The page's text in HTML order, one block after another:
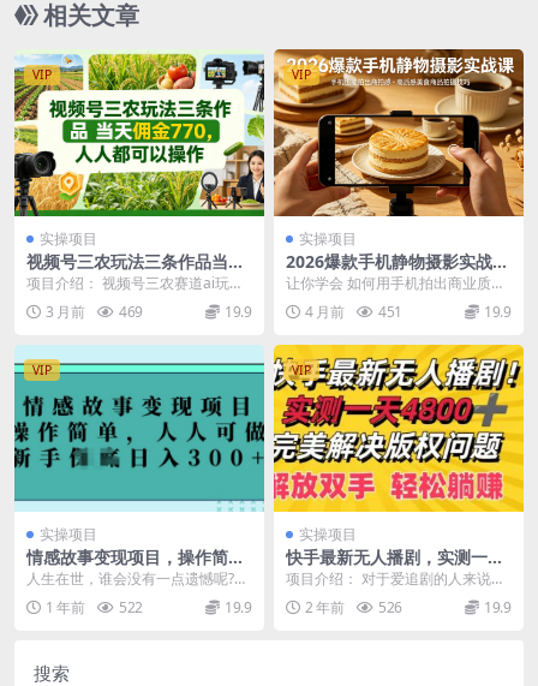
相关文章
VIP
实操项目
视频号三农玩法三条作品当天
佣金770，人人都可以操作
项目介绍： 视频号三农赛道ai玩
法，佣金高达50%不挂车玩法人人
都可以操作 资源...
3 月前 469 19.9
VIP
实操项目
2026爆款手机静物摄影实战
课，手机也能拍出商拍感，学
会拍出高质感美食商品
让你学会 如何用手机拍出商业质感
的静物图 如何为生活留下高级感照
片让朋友忍不住点...
4 月前 451 19.9
VIP
实操项目
情感故事变现项目，操作简
单，人人可做，新手日入300+
人生在世，谁会没有一点遗憾呢?尤
其是有一定生活阅历的人，你果如
能勾他出们的回和忆...
1 年前 522 19.9
VIP
实操项目
快手最新无人播剧，实测一天
4k+，完美解决版权问题，解
项目介绍： 对于爱追剧的人来说，
是个很不错的副业，追剧的同时又
能赚钱。通过快手直...
2 年前 526 19.9
搜索